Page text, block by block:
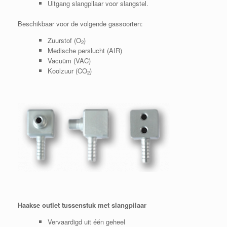
Uitgang slangpilaar voor slangstel.
Beschikbaar voor de volgende gassoorten:
Zuurstof (O2)
Medische perslucht (AIR)
Vacuüm (VAC)
Koolzuur (CO2)
Haakse outlet tussenstuk met slangpilaar
Vervaardigd uit één geheel